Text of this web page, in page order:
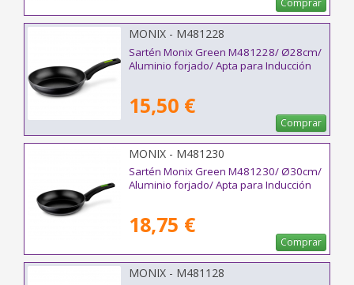
Comprar
MONIX - M481228
Sartén Monix Green M481228/ Ø28cm/
Aluminio forjado/ Apta para Inducción
15,50 €
Comprar
MONIX - M481230
Sartén Monix Green M481230/ Ø30cm/
Aluminio forjado/ Apta para Inducción
18,75 €
Comprar
MONIX - M481128